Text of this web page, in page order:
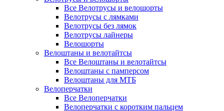
Все Велотрусы и велошорты
Велотрусы с лямками
Велотрусы без лямок
Велотрусы лайнеры
Велошорты
Велоштаны и велотайтсы
Все Велоштаны и велотайтсы
Велоштаны с памперсом
Велоштаны для МТБ
Велоперчатки
Все Велоперчатки
Велоперчатки с коротким пальцем